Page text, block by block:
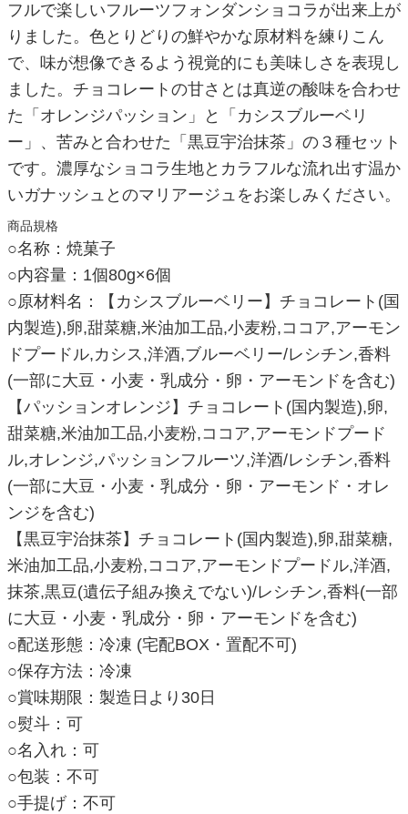
フルで楽しいフルーツフォンダンショコラが出来上が
りました。色とりどりの鮮やかな原材料を練りこん
で、味が想像できるよう視覚的にも美味しさを表現し
ました。チョコレートの甘さとは真逆の酸味を合わせ
た「オレンジパッション」と「カシスブルーベリ
ー」、苦みと合わせた「黒豆宇治抹茶」の３種セット
です。濃厚なショコラ生地とカラフルな流れ出す温か
いガナッシュとのマリアージュをお楽しみください。
商品規格
○名称：焼菓子
○内容量：1個80g×6個
○原材料名：【カシスブルーベリー】チョコレート(国
内製造),卵,甜菜糖,米油加工品,小麦粉,ココア,アーモン
ドプードル,カシス,洋酒,ブルーベリー/レシチン,香料
(一部に大豆・小麦・乳成分・卵・アーモンドを含む)
【パッションオレンジ】チョコレート(国内製造),卵,
甜菜糖,米油加工品,小麦粉,ココア,アーモンドプード
ル,オレンジ,パッションフルーツ,洋酒/レシチン,香料
(一部に大豆・小麦・乳成分・卵・アーモンド・オレ
ンジを含む)
【黒豆宇治抹茶】チョコレート(国内製造),卵,甜菜糖,
米油加工品,小麦粉,ココア,アーモンドプードル,洋酒,
抹茶,黒豆(遺伝子組み換えでない)/レシチン,香料(一部
に大豆・小麦・乳成分・卵・アーモンドを含む)
○配送形態：冷凍 (宅配BOX・置配不可)
○保存方法：冷凍
○賞味期限：製造日より30日
○熨斗：可
○名入れ：可
○包装：不可
○手提げ：不可